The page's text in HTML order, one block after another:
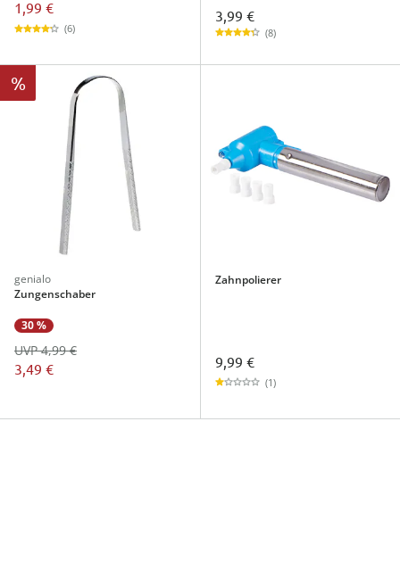
1,99 €
(6)
3,99 €
(8)
%
genialo
Zungenschaber
30 %
3,49 €
UVP 4,99 €
Zahnpolierer
9,99 €
(1)